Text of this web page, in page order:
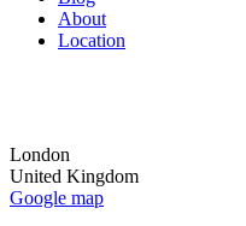
About
Location
London
United Kingdom
Google map